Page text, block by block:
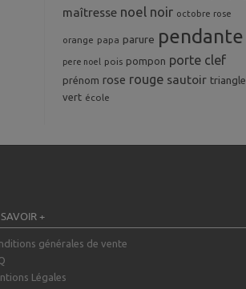
maîtresse noel noir octobre rose
orange papa parure pendante
pere noel pois pompon porte clef
prénom rose rouge sautoir triangle
vert école
+
générales de vente
Légales